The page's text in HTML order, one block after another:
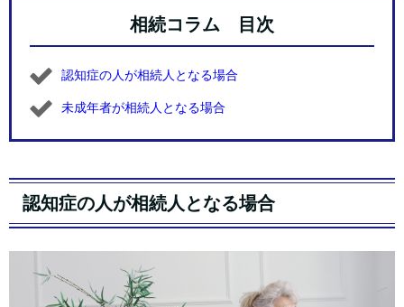
相続コラム 目次
認知症の人が相続人となる場合
未成年者が相続人となる場合
認知症の人が相続人となる場合